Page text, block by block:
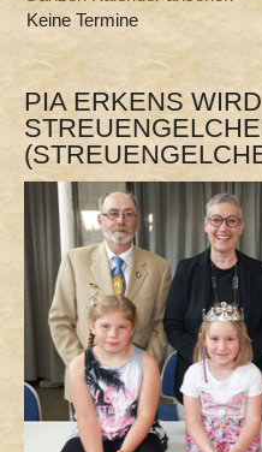
FASTELOVVEND
OS HEÄMET
FÖR OS KENGER
Hörspiele
5 Fragen an ... Alles rund
Speälchere
Jliiche Kaate söcke
Adventskalender
För os Kenger
Kengerstöcksje em
Wettbewerb (Öcher Platt)
Domsingschule
Marktschule Brand
Streuengelche met
Keine Termine
PIA ERKENS